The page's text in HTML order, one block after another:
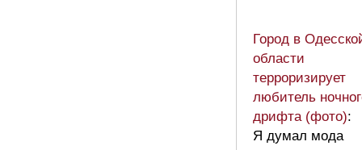
Город в
области
терроризирует
любитель
дрифта (фото):
Я думал мода